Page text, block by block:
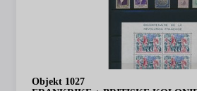
Objekt 1027